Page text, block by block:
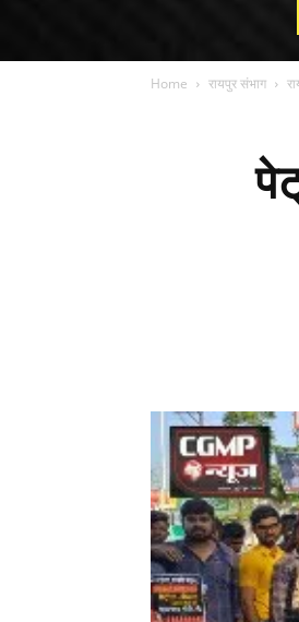
Home रायपुर संभाग